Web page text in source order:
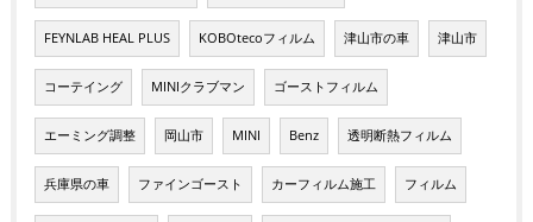
FEYNLAB HEAL PLUS KOBOtecoフィルム 津山市の車 津山市
コーテイング MINIクラブマン ゴーストフィルム
エーミング調整 岡山市 MINI Benz 透明断熱フィルム
兵庫県の車 ファインゴースト カーフィルム施工 フィルム